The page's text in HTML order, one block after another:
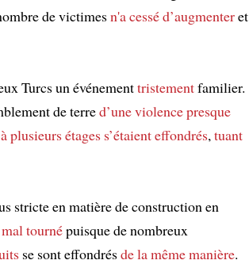
de victimesn'a cessé d’augmenteret
Turcs un événementtristementfamilier.
de terred’une violence presque
plusieurs étages s’étaient effondrés, tuant
stricte en matière de construction en
tournépuisque de nombreux
se sont effondrésde la même manière.